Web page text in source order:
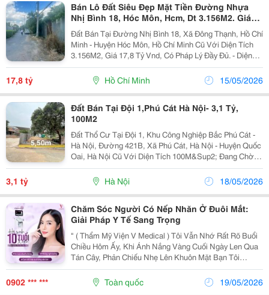
Bán Lô Đất Siêu Đẹp Mặt Tiền Đường Nhựa
Nhị Bình 18, Hóc Môn, Hcm, Dt 3.156M2. Giá
Đầu Tư
Đất Bán Tại Đường Nhị Bình 18, Xã Đông Thạnh, Hồ Chí
Minh - Huyện Hóc Môn, Hồ Chí Minh Cũ Với Diện Tích
3.156M2, Giá 17,8 Tỷ Vnd, Có Pháp Lý Đầy Đủ. - Diện
Tích Rộng Rãi, Lý Tưởng Cho Xây Dựng Nhà Ở Hoặc
Đầu Tư. - Đường Nhựa 6M, Thuận Tiện Cho Việc...
17,8 tỷ Hồ Chí Minh 15/05/2026
Đất Bán Tại Đội 1,Phú Cát Hà Nội- 3,1 Tỷ,
100M2
Đất Thổ Cư Tại Đội 1, Khu Công Nghiệp Bắc Phú Cát -
Hà Nội, Đường 421B, Xã Phú Cát, Hà Nội - Huyện Quốc
Oai, Hà Nội Cũ Với Diện Tích 100M&Sup2; Đang Chờ
Chủ Mới. Pháp Lý Đầy Đủ, Sổ Đỏ Sẵn Sàng. Mặt Tiền
Rộng 5.5M, Ngõ Vào 4.5M, Dễ Dàng Cho Xe Cộ...
3,1 tỷ Hà Nội 18/05/2026
Chăm Sóc Người Có Nếp Nhăn Ở Đuôi Mắt:
Giải Pháp Y Tế Sang Trọng
" ( Thẩm Mỹ Viện V Medical ) Tôi Vẫn Nhớ Rất Rõ Buổi
Chiều Hôm Ấy, Khi Ánh Nắng Vàng Cuối Ngày Len Qua
Tán Cây, Phản Chiếu Nhẹ Lên Khuôn Mặt Bạn Tôi
&Ndash; Hương. Cô Ấy Cười, Nụ Cười Vẫn Hiền Như
Bao Năm Qua, Nhưng Tôi Chợt Nhận Ra Những Nếp
Nhăn...
0902 *** *** Toàn quốc 19/05/2026